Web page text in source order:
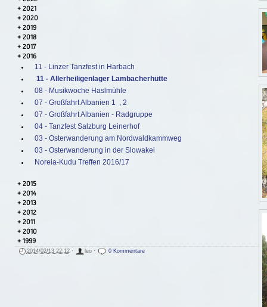
2021
2020
2019
2018
2017
2016
11 - Linzer Tanzfest in Harbach
11 - Allerheiligenlager Lambacherhütte
08 - Musikwoche Haslmühle
07 - Großfahrt Albanien 1
, 2
07 - Großfahrt Albanien - Radgruppe
04 - Tanzfest Salzburg Leinerhof
03 - Osterwanderung am Nordwaldkammweg
03 - Osterwanderung in der Slowakei
Noreia-Kudu Treffen 2016/17
2015
2014
2013
2012
2011
2010
1999
2014/02/13 22:12· leo· 0 Kommentare